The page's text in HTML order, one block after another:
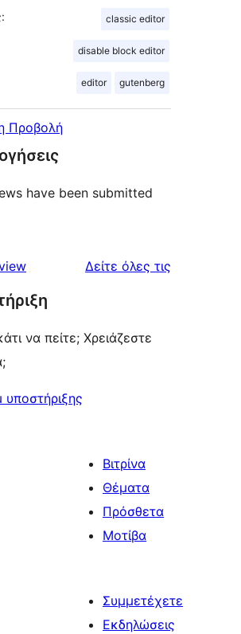
classic editor
disable block editor
editor gutenberg
Προβολή
have been submitted
Δείτε όλες τις
να πείτε; Χρειάζεστε
Βιτρίνα
Θέματα
Πρόσθετα
Μοτίβα
Συμμετέχετε
Εκδηλώσεις